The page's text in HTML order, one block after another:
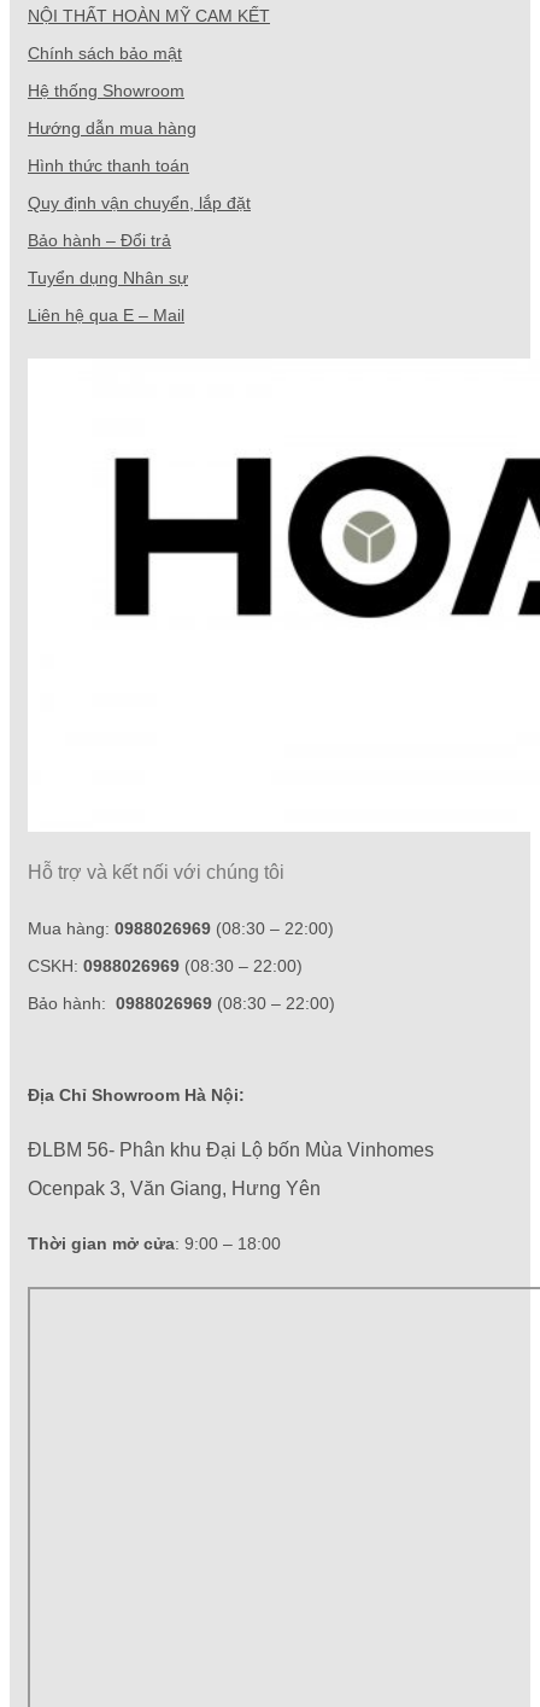
NỘI THẤT HOÀN MỸ CAM KẾT
Chính sách bảo mật
Hệ thống Showroom
Hướng dẫn mua hàng
Hình thức thanh toán
Quy định vận chuyển, lắp đặt
Bảo hành – Đổi trả
Tuyển dụng Nhân sự
Liên hệ qua E – Mail
Hỗ trợ và kết nối với chúng tôi
Mua hàng: 0988026969 (08:30 – 22:00)
CSKH: 0988026969 (08:30 – 22:00)
Bảo hành: 0988026969 (08:30 – 22:00)
Địa Chỉ Showroom Hà Nội:
ĐLBM 56- Phân khu Đại Lộ bốn Mùa Vinhomes
Ocenpak 3, Văn Giang, Hưng Yên
Thời gian mở cửa: 9:00 – 18:00